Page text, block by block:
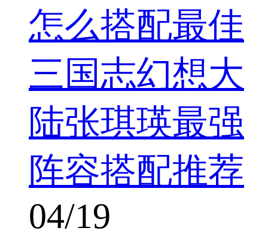
怎么搭配最佳
三国志幻想大
陆张琪瑛最强
阵容搭配推荐
04/19